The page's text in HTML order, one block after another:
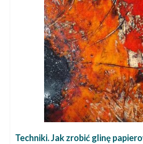
Techniki. Jak zrobić glinę